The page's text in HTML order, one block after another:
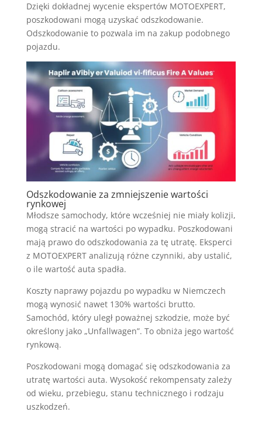
Dzięki dokładnej wycenie ekspertów MOTOEXPERT,
poszkodowani mogą uzyskać odszkodowanie.
Odszkodowanie to pozwala im na zakup podobnego
pojazdu.
Odszkodowanie za zmniejszenie wartości
rynkowej
Młodsze samochody, które wcześniej nie miały kolizji,
mogą stracić na wartości po wypadku. Poszkodowani
mają prawo do odszkodowania za tę utratę. Eksperci
z MOTOEXPERT analizują różne czynniki, aby ustalić,
o ile wartość auta spadła.
Koszty naprawy pojazdu po wypadku w Niemczech
mogą wynosić nawet 130% wartości brutto.
Samochód, który uległ poważnej szkodzie, może być
określony jako „Unfallwagen”. To obniża jego wartość
rynkową.
Poszkodowani mogą domagać się odszkodowania za
utratę wartości auta. Wysokość rekompensaty zależy
od wieku, przebiegu, stanu technicznego i rodzaju
uszkodzeń.